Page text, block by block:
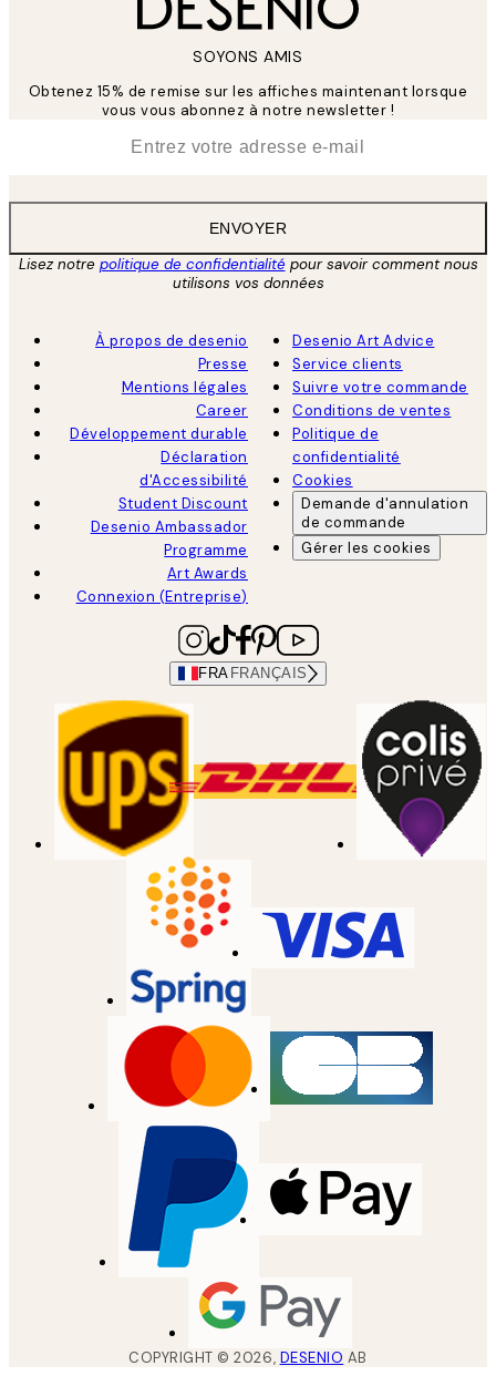
SOYONS AMIS
Obtenez 15% de remise sur les affiches maintenant lorsque
vous vous abonnez à notre newsletter !
ENVOYER
Lisez notre politique de confidentialitépour savoir comment nous
utilisons vos données
À propos de desenio
Presse
Mentions légales
Career
Développement durable
Déclaration
d'Accessibilité
Student Discount
Desenio Ambassador
Programme
Art Awards
Connexion (Entreprise)
Desenio Art Advice
Service clients
Suivre votre commande
Conditions de ventes
Politique de
confidentialité
Cookies
Demande d'annulation
de commande
Gérer les cookies
FRA FRANÇAIS
COPYRIGHT ©2026, DESENIO AB